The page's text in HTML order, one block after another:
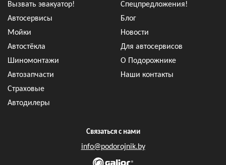
Вызвать эвакуатор!
Автосервисы
Мойки
Автостёкла
Шиномонтажи
Автозапчасти
Страховые
Автодилеры
Спецпредложения!
Блог
Новости
Для автосервисов
О Подорожнике
Наши контакты
Связаться с нами
info@podorojnik.by